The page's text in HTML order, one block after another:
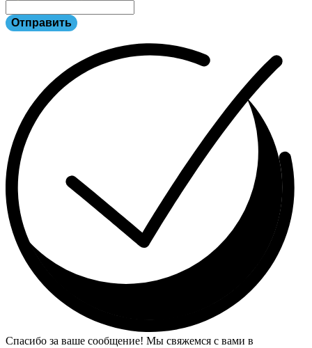
Отправить
Спасибо за ваше сообщение! Мы свяжемся с вами в